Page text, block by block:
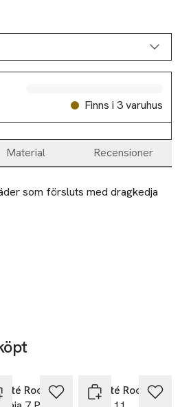
Finns i 3 varuhus
Material Recensioner
som försluts med dragkedja
Room
Leveté Room